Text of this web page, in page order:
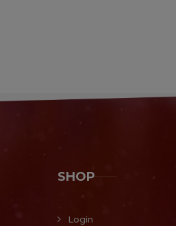
SHOP
Login